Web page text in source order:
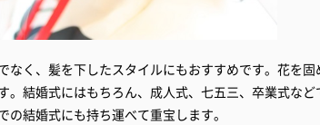
なく、髪を下したスタイルにもおすすめです。花を
。結婚式にはもちろん、成人式、七五三、卒業式な
の結婚式にも持ち運べて重宝します。